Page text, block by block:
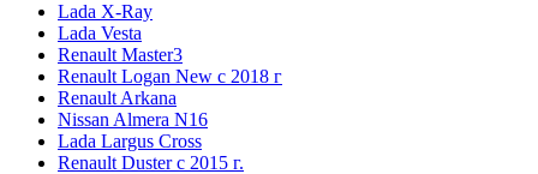
Lada X-Ray
Lada Vesta
Renault Master3
Renault Logan New с 2018 г
Renault Arkana
Nissan Almera N16
Lada Largus Cross
Renault Duster с 2015 г.